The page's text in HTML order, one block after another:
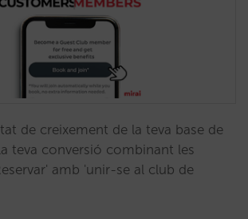
de creixement de la teva base de
teva conversió combinant les
amb 'unir-se al club de